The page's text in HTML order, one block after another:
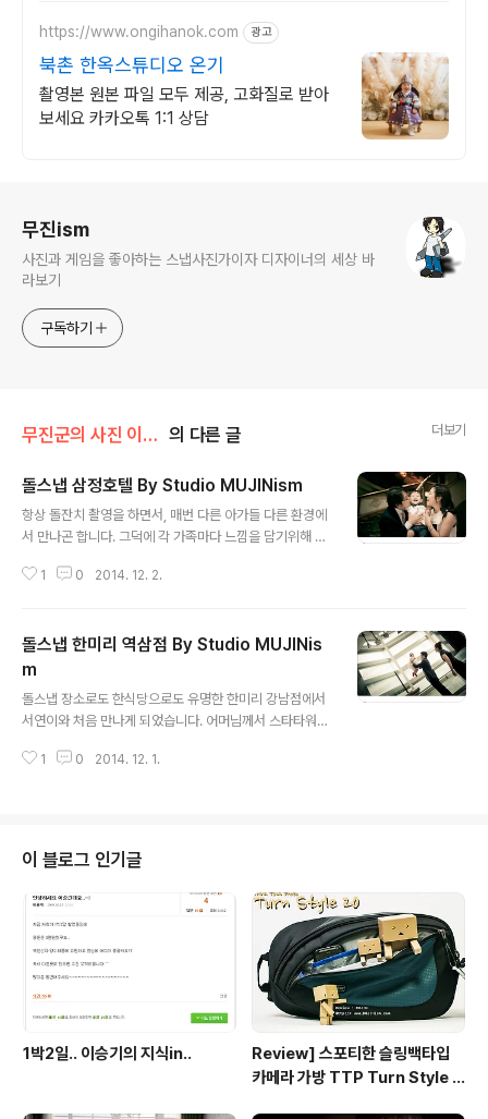
https://www.ongihanok.com 광고
북촌 한옥스튜디오 온기
촬영본 원본 파일 모두 제공, 고화질로 받아
보세요 카카오톡 1:1 상담
무진ism
사진과 게임을 좋아하는 스냅사진가이자 디자이너의 세상 바
라보기
구독하기
무진군의 사진 이야기/Studio MUJINism 의 다른 글 더보기
돌스냅 삼정호텔 By Studio MUJINism
항상 돌잔치 촬영을 하면서, 매번 다른 아가들 다른 환경에
서 만나곤 합니다. 그덕에 각 가족마다 느낌을 담기위해 집
성원이를 많이 아끼는 사랑을 느낄 수 있었답니다. 돌스냅
버님들도 너무나도 성원이를 많이 생각해 주시고 있는 마
음을 느낄 수 있었답니다.성원이의 형도 처음에는 좀 삐져
있었지만, 결국 성원이랑 놀아주고 즐겁게 촬영을 해서 잘
마무리 된 듯 합니다. 행복이 넘치는 성원이네 가족을 담게
되어 다시한번 감사함을 느낍니다. 더 많은 사진 보기 윤성
원 @ 삼정호텔 By Studio MUJINism
1 0 2014. 12. 2.
돌스냅 한미리 역삼점 By Studio MUJINis
m
돌스냅 장소로도 한식당으로도 유명한 한미리 강남점에서
서연이와 처음 만나게 되었습니다. 어머님께서 스타타워에
합니다. 조금 아쉬웠던 것은 촬영 시간이 조금 촉박하게 진
돌잔치 스냅 촬영이었던 듯 합니다.어머님께서 저의 블로
그에도 자주 들어와 주시고 또, 안좋은 소식에 걱정 까지 해
주셔서 얼마나 감사 한지 모르겠습니다. 돌잔치 사진을 보
정하면서 그날의 기억들이 새록 새록 하네요. 더 많은 사진
보기 장서연 @ 한미리 역삼점
1 0 2014. 12. 1.
이 블로그 인기글
1박2일.. 이승기의 지식in..
Review] 스포티한 슬링백타입
카메라 가방 TTP Turn Style 2